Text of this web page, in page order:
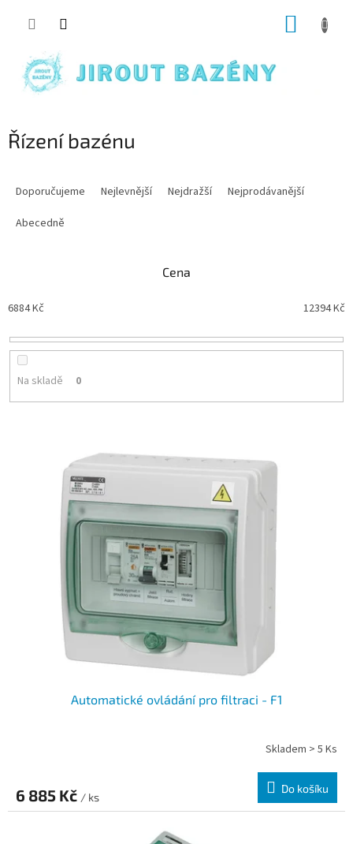
Řízení bazénu
Doporučujeme Nejlevnější Nejdražší
Nejprodávanější
Abecedně
Cena
6884Kč 12394Kč
Na skladě 0
Automatické ovládání pro filtraci - F1
Skladem > 5 Ks
6 885 Kč / ks
Do košíku